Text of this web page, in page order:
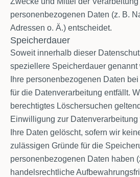
personenbezogenen Daten (z. B.
Adressen o. Ä.) entscheidet.
Speicherdauer
Soweit innerhalb dieser
speziellere Speicherdauer genannt
Ihre personenbezogenen Daten
für die Datenverarbeitung entfällt.
berechtigtes Löschersuchen
Einwilligung zur
Ihre Daten gelöscht, sofern wir
zulässigen Gründe für die
personenbezogenen Daten haben
handelsrechtliche